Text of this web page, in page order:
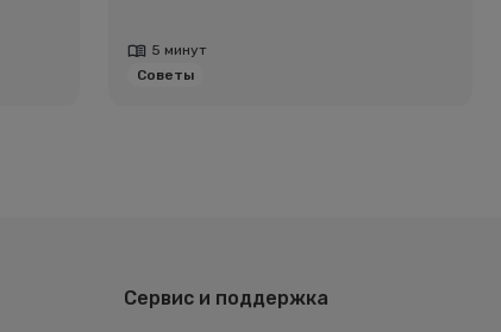
5 минут
Советы
Сервис и поддержка